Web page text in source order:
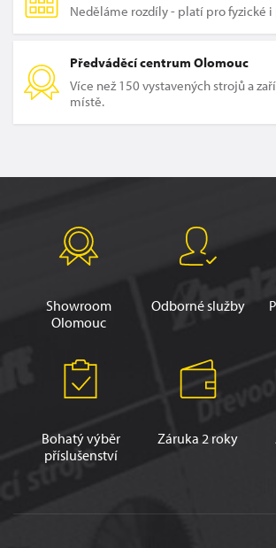
Neděláme rozdíly - platí pro fyzické i
Předváděcí centrum Olomouc
Více než 150 vystavených strojů a
místě.
Showroom
Olomouc
Odborné služby
Bohatý výběr
příslušenství
Záruka 2 roky